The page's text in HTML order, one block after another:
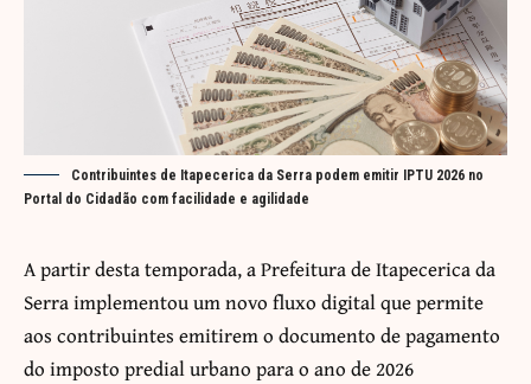
Contribuintes de Itapecerica da Serra podem emitir IPTU 2026 no
Portal do Cidadão com facilidade e agilidade
A partir desta temporada, a Prefeitura de Itapecerica da
Serra implementou um novo fluxo digital que permite
aos contribuintes emitirem o documento de pagamento
do imposto predial urbano para o ano de 2026